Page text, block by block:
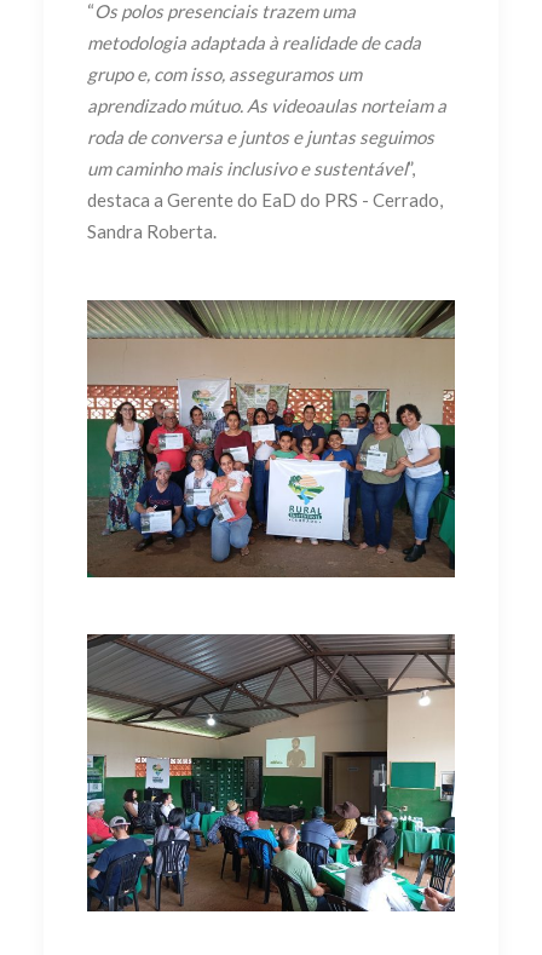
“Os polos presenciais trazem uma
metodologia adaptada à realidade de cada
grupo e, com isso, asseguramos um
aprendizado mútuo. As videoaulas norteiam a
roda de conversa e juntos e juntas seguimos
um caminho mais inclusivo e sustentável”,
destaca a Gerente do EaD do PRS - Cerrado,
Sandra Roberta.